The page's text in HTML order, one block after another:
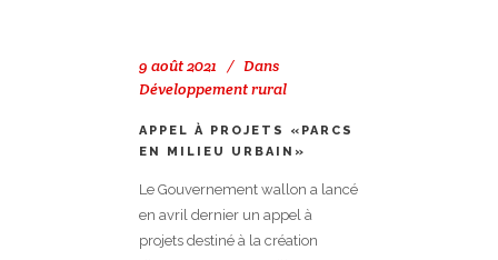
9 août 2021
Dans
Développement rural
APPEL À PROJETS «PARCS
EN MILIEU URBAIN»
Le Gouvernement wallon a lancé
en avril dernier un appel à
projets destiné à la création